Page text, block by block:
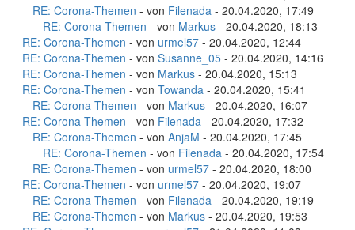
RE: Corona-Themen - von Filenada - 20.04.2020, 17:49
RE: Corona-Themen - von Markus - 20.04.2020, 18:13
RE: Corona-Themen - von urmel57 - 20.04.2020, 12:44
RE: Corona-Themen - von Susanne_05 - 20.04.2020, 14:16
RE: Corona-Themen - von Markus - 20.04.2020, 15:13
RE: Corona-Themen - von Towanda - 20.04.2020, 15:41
RE: Corona-Themen - von Markus - 20.04.2020, 16:07
RE: Corona-Themen - von Filenada - 20.04.2020, 17:32
RE: Corona-Themen - von AnjaM - 20.04.2020, 17:45
RE: Corona-Themen - von Filenada - 20.04.2020, 17:54
RE: Corona-Themen - von urmel57 - 20.04.2020, 18:00
RE: Corona-Themen - von urmel57 - 20.04.2020, 19:07
RE: Corona-Themen - von Filenada - 20.04.2020, 19:19
RE: Corona-Themen - von Markus - 20.04.2020, 19:53